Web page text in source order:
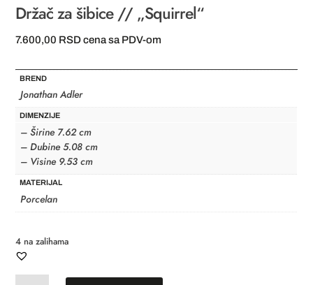
Držač za šibice // „Squirrel“
7.600,00 RSD cena sa PDV-om
BREND
Jonathan Adler
DIMENZIJE
– Širine 7.62 cm
– Dubine 5.08 cm
– Visine 9.53 cm
MATERIJAL
Porcelan
4 na zalihama